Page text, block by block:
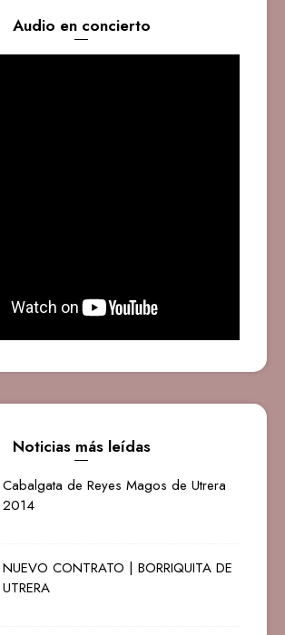
Audio en concierto
Noticias más leídas
Cabalgata de Reyes Magos de Utrera
2014
NUEVO CONTRATO | BORRIQUITA DE
UTRERA